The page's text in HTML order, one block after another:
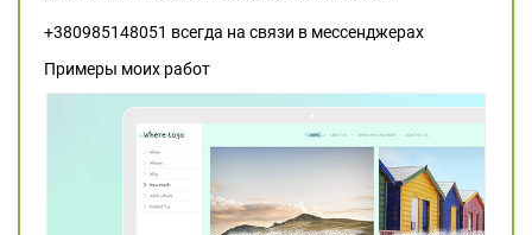
+380985148051 всегда на связи в мессенджерах
Примеры моих работ